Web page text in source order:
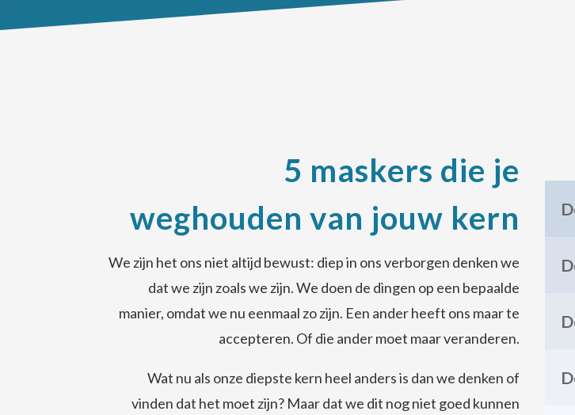
5 maskers die je
weghouden van jouw kern
We zijn het ons niet altijd bewust: diep in ons verborgen denken we
dat we zijn zoals we zijn. We doen de dingen op een bepaalde
manier, omdat we nu eenmaal zo zijn. Een ander heeft ons maar te
accepteren. Of die ander moet maar veranderen.
Wat nu als onze diepste kern heel anders is dan we denken of
vinden dat het moet zijn? Maar dat we dit nog niet goed kunnen